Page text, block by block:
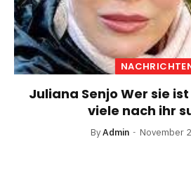
Juliana Senjo Wer sie
viele nach ihr
ByAdmin November